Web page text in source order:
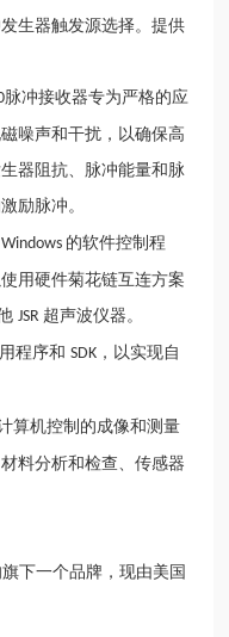
生器触发源选择。提供
脉冲接收器专为严格的应
噪声和干扰，以确保高
器阻抗、脉冲能量和脉
励脉冲。
Windows 的软件控制程
用硬件菊花链互连方案
JSR 超声波仪器。
程序和SDK ，以实现自
算机控制的成像和测量
料分析和检查、传感器
下一个品牌，现由美国